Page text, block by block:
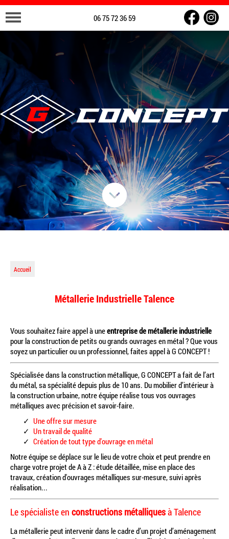
06 75 72 36 59
Accueil
Métallerie Industrielle Talence
Vous souhaitez faire appel à uneentreprise de métallerie industrielle
pour la construction de petits ou grands ouvrages en métal ? Que vous
soyez un particulier ou un professionnel, faites appel à G CONCEPT !
Spécialisée dans la construction métallique, G CONCEPT a fait de l’art
du métal, sa spécialité depuis plus de 10 ans. Du mobilier d’intérieur à
la construction urbaine, notre équipe réalise tous vos ouvrages
métalliques avec précision et savoir-faire.
Une offre sur mesure
Un travail de qualité
Création de tout type d'ouvrage en métal
Notre équipe se déplace sur le lieu de votre choix et peut prendre en
charge votre projet de A à Z : étude détaillée, mise en place des
travaux, création d'ouvrages métalliques sur-mesure, suivi après
réalisation...
Le spécialiste en constructions métalliquesà Talence
La métallerie peut intervenir dans le cadre d’un projet d’aménagement